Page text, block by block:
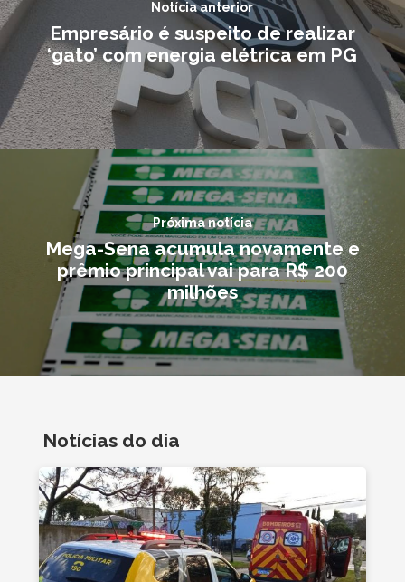
Notícia anterior
Empresário é suspeito de realizar
‘gato’ com energia elétrica em PG
Próxima notícia
Mega-Sena acumula novamente e
prêmio principal vai para R$ 200
milhões
Notícias do dia